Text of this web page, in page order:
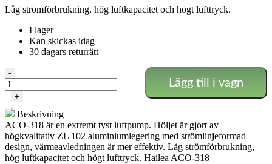
Låg strömförbrukning, hög luftkapacitet och högt lufttryck.
I lager
Kan skickas idag
30 dagars returrätt
Hailea
kompressor
ACO-
30w
mängd
-
+
Lägg till i vagn
Beskrivning
ACO-318 är en extremt tyst luftpump. Höljet är gjort av
högkvalitativ ZL 102 aluminiumlegering med strömlinjeformad
design, värmeavledningen är mer effektiv. Låg strömförbrukning,
hög luftkapacitet och högt lufttryck. Hailea ACO-318